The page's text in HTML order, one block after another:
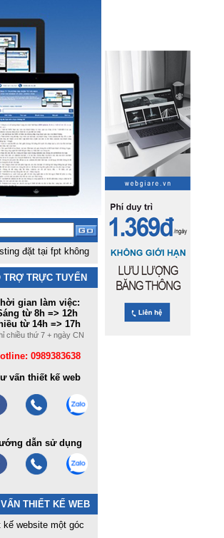
fpt không hạn chế băng thông, dung lượng 500k -
TRỢ TRỰC TUYẾN
gian làm việc:
từ 8h => 12h
từ 14h => 17h
chiều thứ 7 + ngày CN
0989383638
vấn thiết kế web
dẫn sử dụng
THIẾT KẾ WEB
kế website một góc